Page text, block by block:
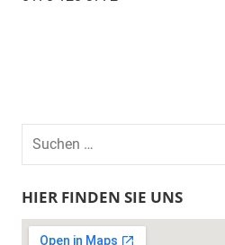
Suchen
nach:
HIER FINDEN SIE UNS